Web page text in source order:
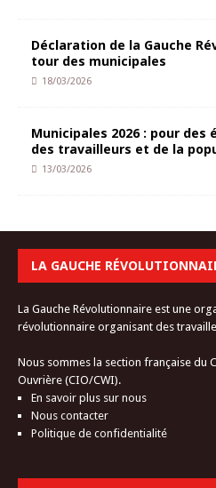
Déclaration de la Gauche
tour des municipales
18/03/2026
Municipales 2026 : pour
des travailleurs et de la
13/03/2026
LA GAUCHE
La Gauche Révolutionnaire est une
révolutionnaire organisant des
Nous sommes la section française du
Ouvrière (CIO/CWI).
En savoir plus sur nous
Nous contacter
Politique de confidentialité